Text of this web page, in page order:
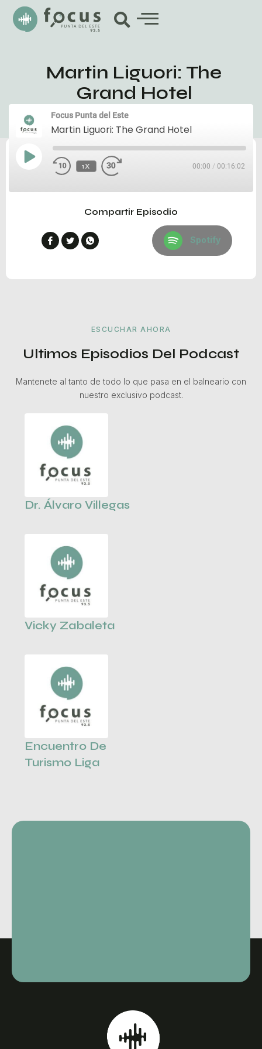
Martin Liguori: The
Grand Hotel
Focus Punta del Este
Martin Liguori: The Grand Hotel
1X 00:00 / 00:16:02
Compartir Episodio
Spotify
ESCUCHAR AHORA
Ultimos Episodios Del Podcast
Mantenete al tanto de todo lo que pasa en el balneario con
nuestro exclusivo podcast.
Dr. Álvaro Villegas
Vicky Zabaleta
Encuentro De
Turismo Liga